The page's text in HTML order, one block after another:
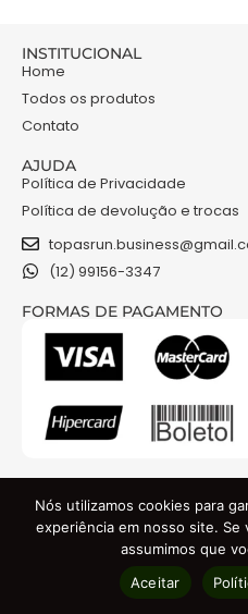
INSTITUCIONAL
Home
Todos os produtos
Contato
AJUDA
Política de Privacidade
Política de devolução e trocas
(12) 99156-3347
FORMAS DE PAGAMENTO
TOPAS RUN COMERCIO DE ROUPAS E
Nós utilizamos cookies para
experiência em nosso site.
assumimos que
Aceitar